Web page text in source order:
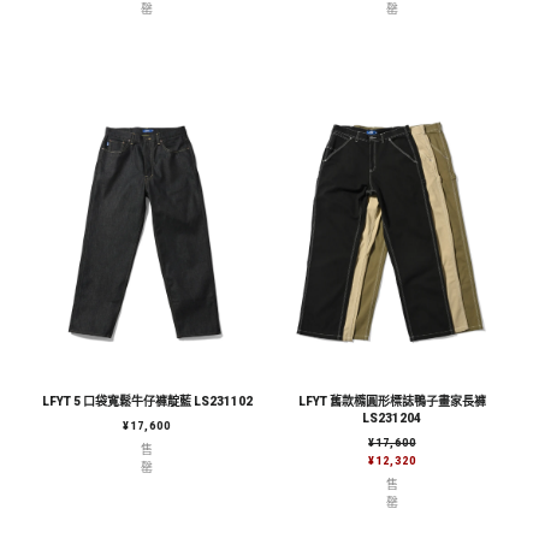
罄
罄
LFYT 5 口袋寬鬆牛仔褲靛藍 LS231102
定價
¥17,600
售
罄
LFYT 舊款橢圓形標誌鴨子畫家長褲
LS231204
售價
¥17,600
¥12,320
售
罄